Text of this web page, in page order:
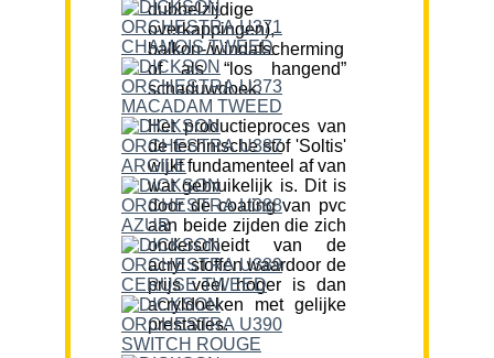
dubbelzijdige
overkappingen),
balkon-/windafscherming
of als “los hangend”
schaduwdoek.
Het productieproces van
de technische stof 'Soltis'
wijkt fundamenteel af van
wat gebruikelijk is. Dit is
door de coating van pvc
aan beide zijden die zich
onderscheidt van de
acryl stoffen waardoor de
prijs veel hoger is dan
acryldoeken met gelijke
prestaties.